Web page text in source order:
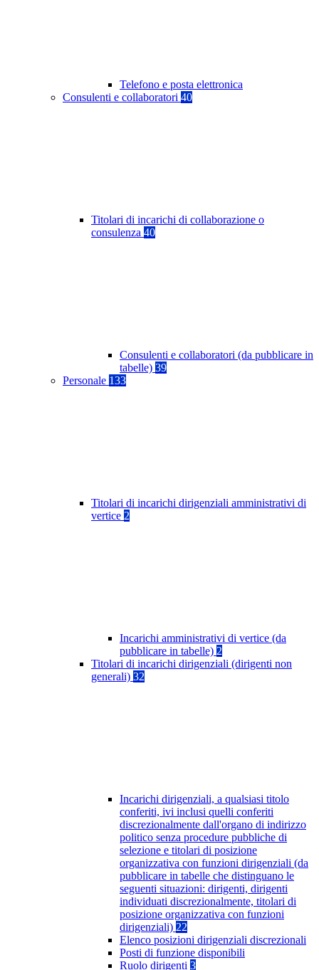
Telefono e posta elettronica
Consulenti e collaboratori 40
Titolari di incarichi di collaborazione o
consulenza 40
Consulenti e collaboratori (da pubblicare in
tabelle) 39
Personale 133
Titolari di incarichi dirigenziali amministrativi di
vertice 2
Incarichi amministrativi di vertice (da
pubblicare in tabelle) 2
Titolari di incarichi dirigenziali (dirigenti non
generali) 32
Incarichi dirigenziali, a qualsiasi titolo
conferiti, ivi inclusi quelli conferiti
discrezionalmente dall'organo di indirizzo
politico senza procedure pubbliche di
selezione e titolari di posizione
organizzativa con funzioni dirigenziali (da
pubblicare in tabelle che distinguano le
seguenti situazioni: dirigenti, dirigenti
individuati discrezionalmente, titolari di
posizione organizzativa con funzioni
dirigenziali) 22
Elenco posizioni dirigenziali discrezionali
Posti di funzione disponibili
Ruolo dirigenti 3